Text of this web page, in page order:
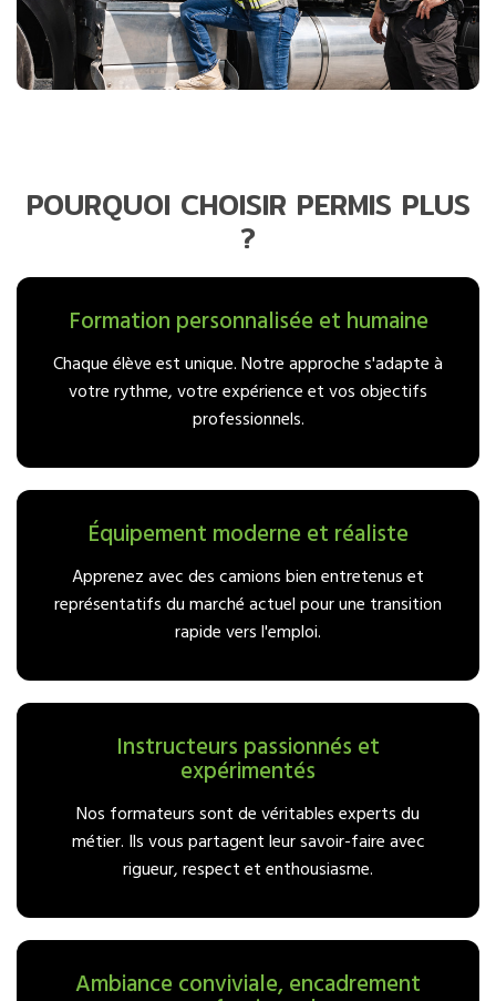
POURQUOI CHOISIR PERMIS PLUS
?
Formation personnalisée et humaine
Chaque élève est unique. Notre approche s'adapte à
votre rythme, votre expérience et vos objectifs
professionnels.
Équipement moderne et réaliste
Apprenez avec des camions bien entretenus et
représentatifs du marché actuel pour une transition
rapide vers l'emploi.
Instructeurs passionnés et
expérimentés
Nos formateurs sont de véritables experts du
métier. Ils vous partagent leur savoir-faire avec
rigueur, respect et enthousiasme.
Ambiance conviviale, encadrement